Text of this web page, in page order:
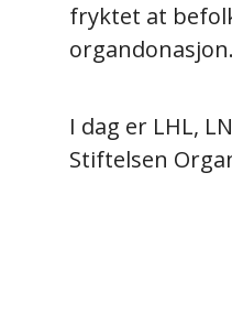
fryktet at
I dag er LHL,
Stiftelsen